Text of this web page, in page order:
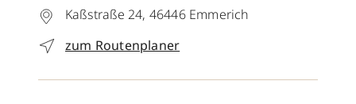
Kaßstraße 24, 46446 Emmerich
zum Routenplaner